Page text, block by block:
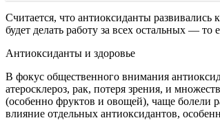
Считается, что антиоксиданты
будет делать работу за всех остальных — то
Антиоксиданты и здоровье
В фокус общественного внимания
атеросклероз, рак, потеря зрения, и
(особенно фруктов и овощей), чаще болели
влияние отдельных антиоксидантов,